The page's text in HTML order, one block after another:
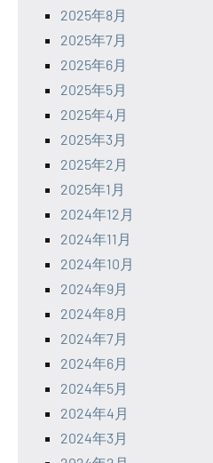
2025年8月
2025年7月
2025年6月
2025年5月
2025年4月
2025年3月
2025年2月
2025年1月
2024年12月
2024年11月
2024年10月
2024年9月
2024年8月
2024年7月
2024年6月
2024年5月
2024年4月
2024年3月